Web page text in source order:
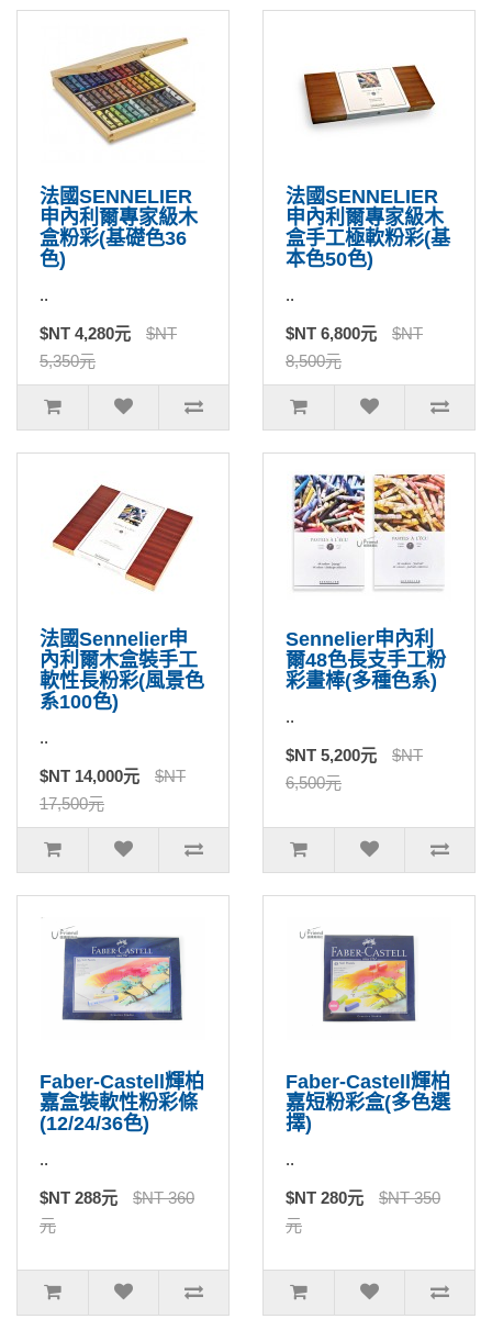
法國SENNELIER
申內利爾專家級木
盒粉彩(基礎色36
色)
..
$NT 4,280元
$NT
5,350元
法國SENNELIER
申內利爾專家級木
盒手工極軟粉彩(基
本色50色)
..
$NT 6,800元
$NT
8,500元
法國Sennelier申
內利爾木盒裝手工
軟性長粉彩(風景色
系100色)
..
$NT 14,000元
$NT
17,500元
Sennelier申內利
爾48色長支手工粉
彩畫棒(多種色系)
..
$NT 5,200元
$NT
6,500元
Faber-Castell輝柏
嘉盒裝軟性粉彩條
(12/24/36色)
..
$NT 288元
$NT 360
元
Faber-Castell輝柏
嘉短粉彩盒(多色選
擇)
..
$NT 280元
$NT 350
元